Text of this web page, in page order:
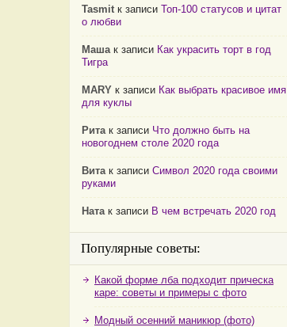
Tasmit к записи Топ-100 статусов и цитат
о любви
Машак записи Как украсить торт в год
Тигра
MARY к записи Как выбрать красивое имя
для куклы
Ритак записи Что должно быть на
новогоднем столе 2020 года
Витак записи Символ 2020 года своими
руками
Натак записи В чем встречать 2020 год
Популярные советы:
Какой форме лба подходит прическа
каре: советы и примеры с фото
Модный осенний маникюр (фото)